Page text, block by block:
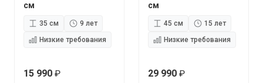
см
35 см
9 лет
Низкие требования
15 990
см
45 см
15 лет
Низкие требования
29 990